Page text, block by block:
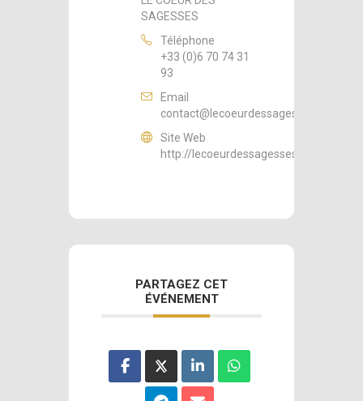
SAGESSES
Téléphone
+33 (0)6 70 74 31
93
Email
contact@lecoeurdessagesses.fr
Site Web
http://lecoeurdessagesses.fr
PARTAGEZ CET
ÉVÉNEMENT